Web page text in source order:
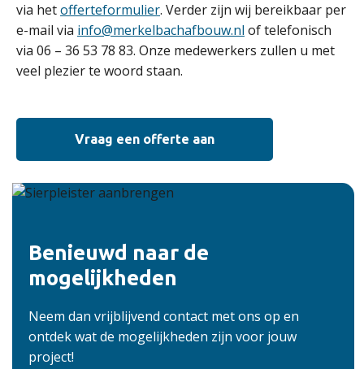
via hetofferteformulier. Verder zijn wij bereikbaar per
e-mail via info@merkelbachafbouw.nl of telefonisch
via 06 – 36 53 78 83. Onze medewerkers zullen u met
veel plezier te woord staan.
Vraag een offerte aan
Benieuwd naar de
mogelijkheden
Neem dan vrijblijvend contact met ons op en
ontdek wat de mogelijkheden zijn voor jouw
project!